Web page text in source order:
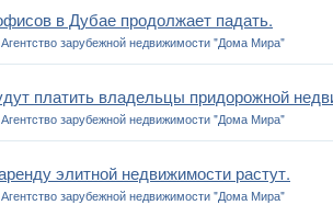
в Дубае продолжает падать.
Агентство зарубежной недвижимости "Дома Мира"
платить владельцы придорожной
Агентство зарубежной недвижимости "Дома Мира"
элитной недвижимости растут.
Агентство зарубежной недвижимости "Дома Мира"